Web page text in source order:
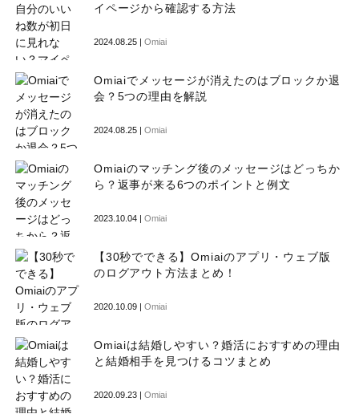
イページから確認する方法
2024.08.25 | Omiai
Omiaiでメッセージが消えたのはブロックか退
会？5つの理由を解説
2024.08.25 | Omiai
Omiaiのマッチング後のメッセージはどっちか
ら？返事が来る6つのポイントと例文
2023.10.04 | Omiai
【30秒でできる】Omiaiのアプリ・ウェブ版
のログアウト方法まとめ！
2020.10.09 | Omiai
Omiaiは結婚しやすい？婚活におすすめの理由
と結婚相手を見つけるコツまとめ
2020.09.23 | Omiai